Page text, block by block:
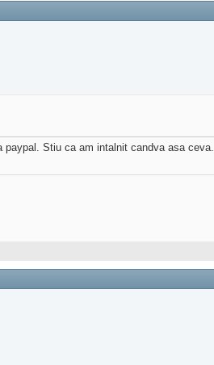
Stiu ca am intalnit candva asa ceva.